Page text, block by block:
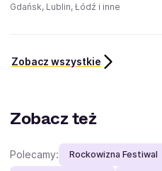
Gdańsk, Lublin, Łódź i inne
Zobacz wszystkie
Zobacz też
Polecamy: Rockowizna Festiwal